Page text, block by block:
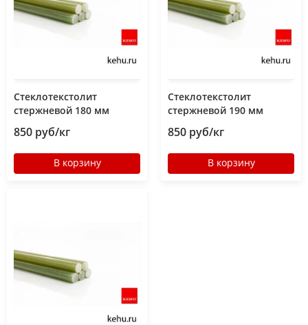
Стеклотекстолит
стержневой 180 мм
850 руб/кг
В корзину
Стеклотекстолит
стержневой 190 мм
850 руб/кг
В корзину